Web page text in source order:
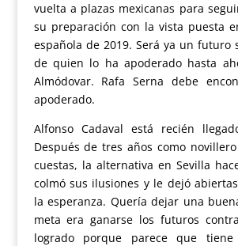
vuelta a plazas mexicanas para
su preparación con la vista puesta
española de 2019. Será ya un futuro
de quien lo ha apoderado hasta
Almódovar. Rafa Serna debe
apoderado.
Alfonso Cadaval está recién
Después de tres años como
cuestas, la alternativa en Sevilla
colmó sus ilusiones y le dejó
la esperanza. Quería dejar una
meta era ganarse los futuros
logrado porque parece que tiene